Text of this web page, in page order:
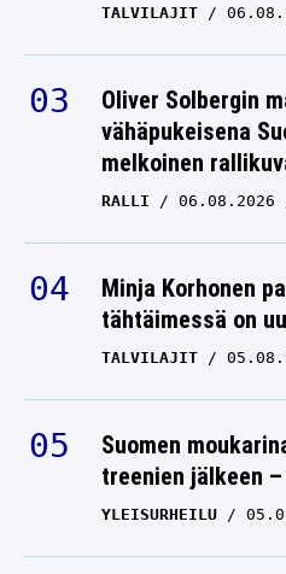
TALVILAJIT
Oliver Solbergin
vähäpukeisena
melkoinen
RALLI 06.08.2026
Minja Korhonen
tähtäimessä on
TALVILAJIT
Suomen
treenien jälkeen
YLEISURHEILU